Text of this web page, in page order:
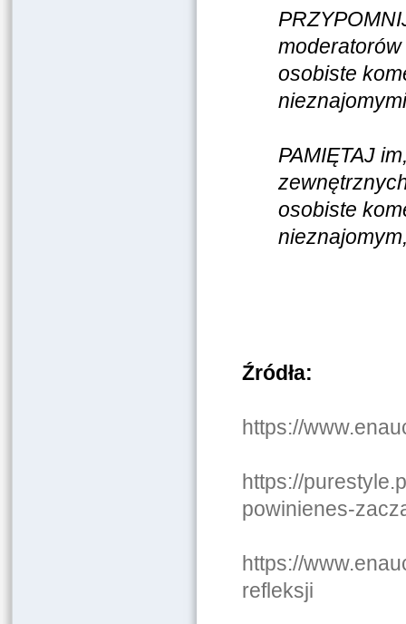
osobiste
PAMIĘTAJ
osobiste
Źródła:
https://
https://
powinienes-
https://
refleksji